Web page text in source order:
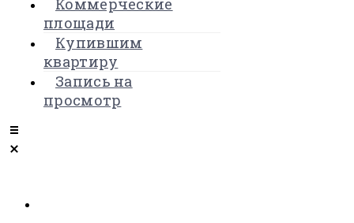
Коммерческие
площади
Купившим
квартиру
Запись на
просмотр